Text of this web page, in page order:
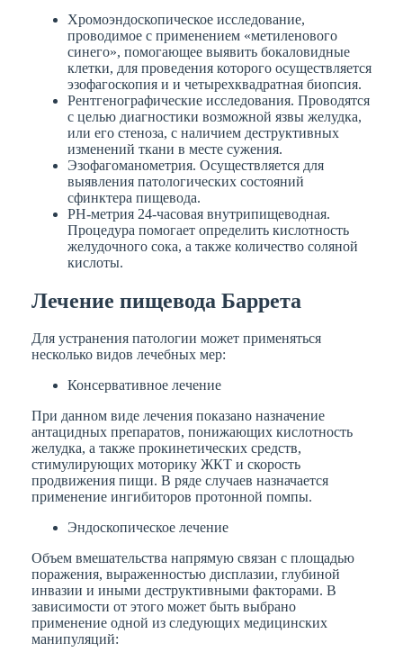
Хромоэндоскопическое исследование,
проводимое с применением «метиленового
синего», помогающее выявить бокаловидные
клетки, для проведения которого осуществляется
эзофагоскопия и и четырехквадратная биопсия.
Рентгенографические исследования. Проводятся
с целью диагностики возможной язвы желудка,
или его стеноза, с наличием деструктивных
изменений ткани в месте сужения.
Эзофагоманометрия. Осуществляется для
выявления патологических состояний
сфинктера пищевода.
PH-метрия 24-часовая внутрипищеводная.
Процедура помогает определить кислотность
желудочного сока, а также количество соляной
кислоты.
Лечение пищевода Баррета
Для устранения патологии может применяться
несколько видов лечебных мер:
Консервативное лечение
При данном виде лечения показано назначение
антацидных препаратов, понижающих кислотность
желудка, а также прокинетических средств,
стимулирующих моторику ЖКТ и скорость
продвижения пищи. В ряде случаев назначается
применение ингибиторов протонной помпы.
Эндоскопическое лечение
Объем вмешательства напрямую связан с площадью
поражения, выраженностью дисплазии, глубиной
инвазии и иными деструктивными факторами. В
зависимости от этого может быть выбрано
применение одной из следующих медицинских
манипуляций: